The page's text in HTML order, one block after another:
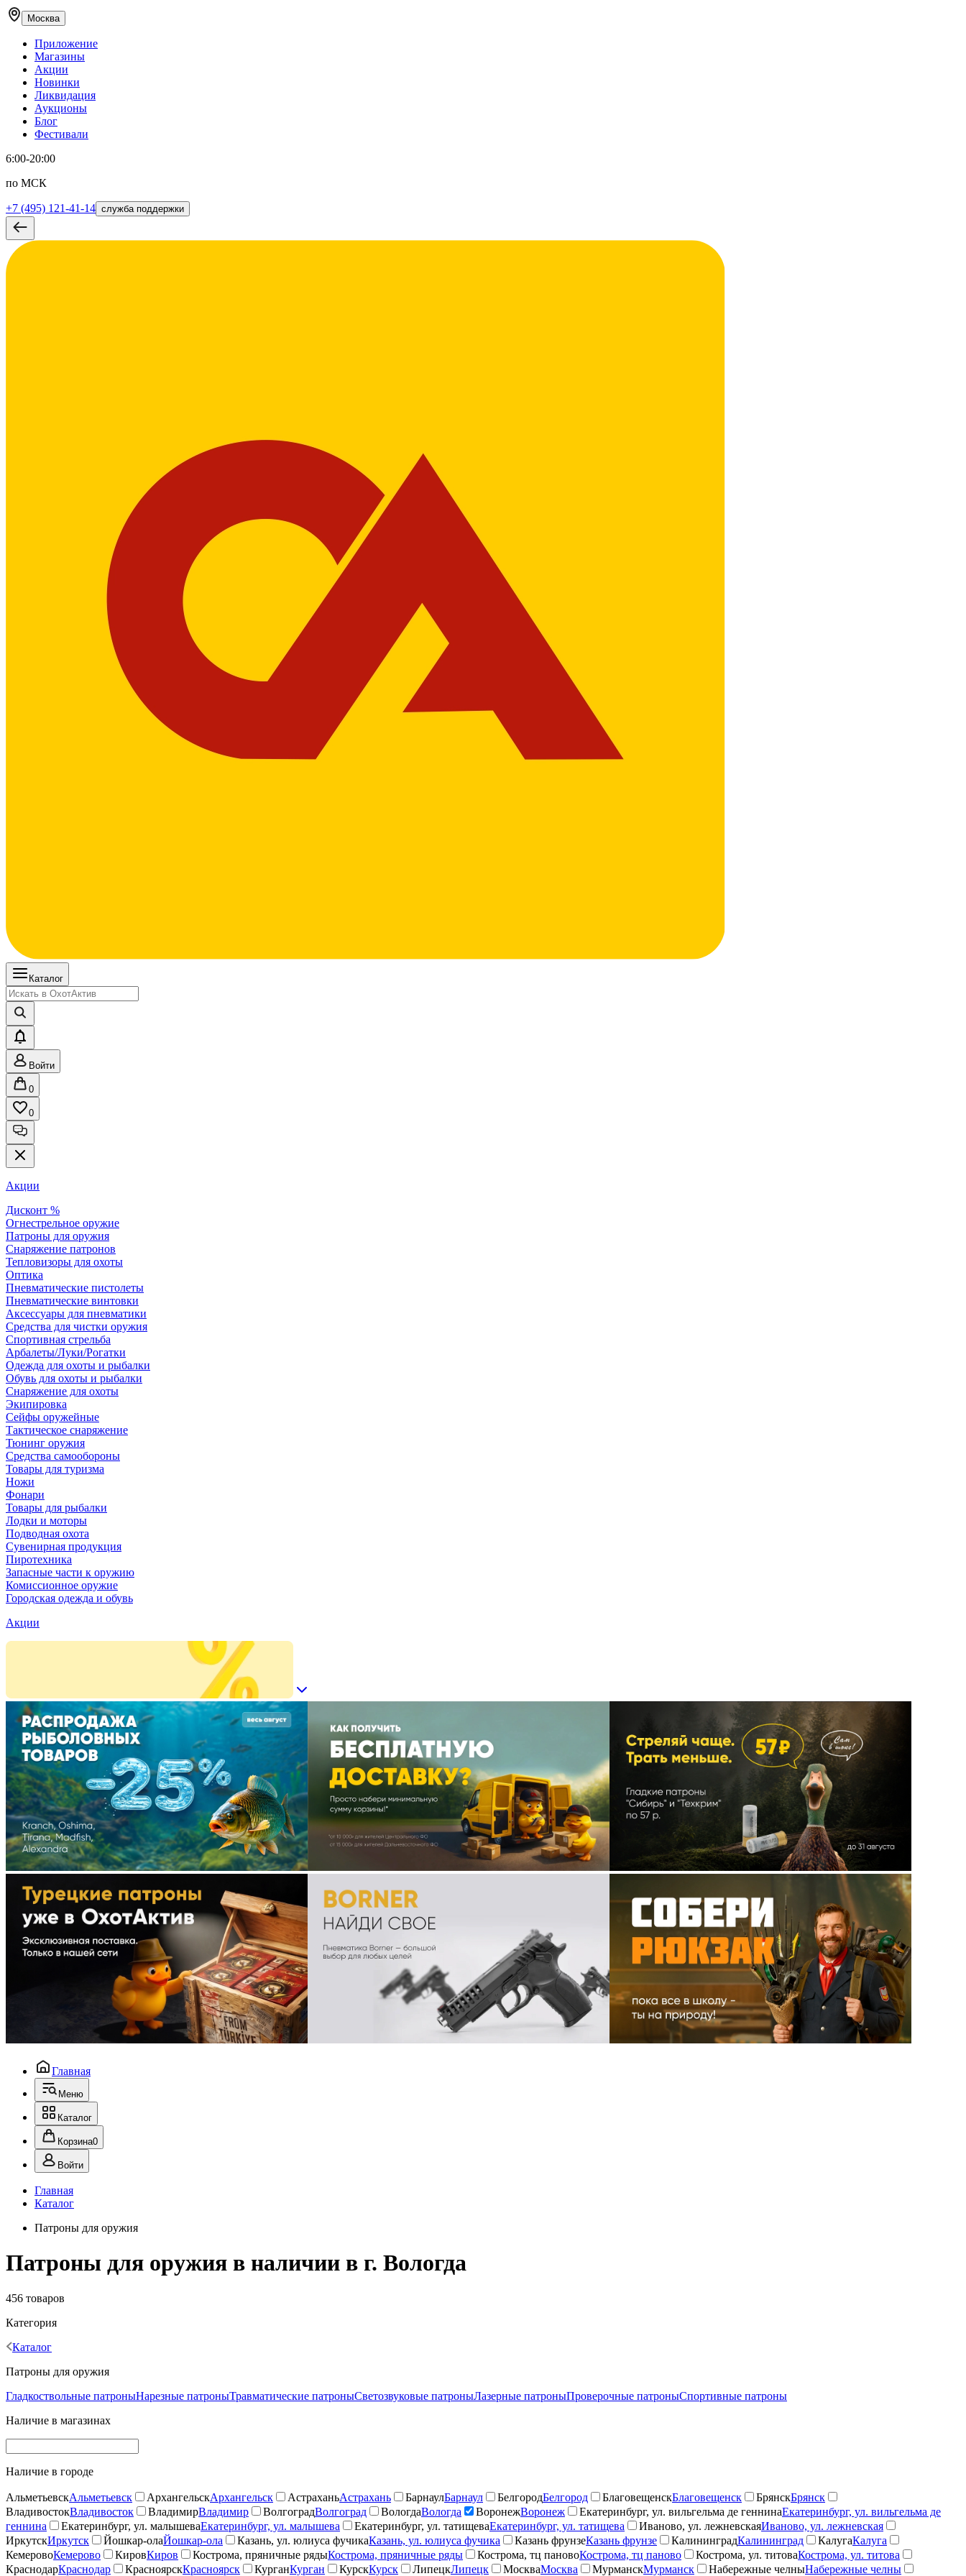
Москва
Приложение
Магазины
Акции
Новинки
Ликвидация
Аукционы
Блог
Фестивали
6:00-20:00
по МСК
+7 (495) 121-41-14 служба поддержки
Каталог
Войти
0
0
Акции
Дисконт %
Огнестрельное оружие
Патроны для оружия
Снаряжение патронов
Тепловизоры для охоты
Оптика
Пневматические пистолеты
Пневматические винтовки
Аксессуары для пневматики
Средства для чистки оружия
Спортивная стрельба
Арбалеты/Луки/Рогатки
Одежда для охоты и рыбалки
Обувь для охоты и рыбалки
Снаряжение для охоты
Экипировка
Сейфы оружейные
Тактическое снаряжение
Тюнинг оружия
Средства самообороны
Товары для туризма
Ножи
Фонари
Товары для рыбалки
Лодки и моторы
Подводная охота
Сувенирная продукция
Пиротехника
Запасные части к оружию
Комиссионное оружие
Городская одежда и обувь
Акции
Главная
Меню
Каталог
Корзина0
Войти
Главная
Каталог
Патроны для оружия
Патроны для оружия в наличии в г. Вологда
456 товаров
Категория
Каталог
Патроны для оружия
Гладкоствольные патроныНарезные патроныТравматические патроныСветозвуковые патроныЛазерные патроныПроверочные патроныСпортивные патроны
Наличие в магазинах
Наличие в городе
АльметьевскАльметьевск АрхангельскАрхангельск АстраханьАстрахань БарнаулБарнаул БелгородБелгород БлаговещенскБлаговещенск БрянскБрянск
ВладивостокВладивосток ВладимирВладимир ВолгоградВолгоград ВологдаВологда ВоронежВоронеж Екатеринбург, ул. вильгельма де геннинаЕкатеринбург, ул. вильгельма де
геннина
Екатеринбург, ул. малышеваЕкатеринбург, ул. малышева Екатеринбург, ул. татищеваЕкатеринбург, ул. татищева Иваново, ул. лежневскаяИваново, ул. лежневская
ИркутскИркутск Йошкар-олаЙошкар-ола Казань, ул. юлиуса фучикаКазань, ул. юлиуса фучика Казань фрунзеКазань фрунзе КалининградКалининград КалугаКалуга
КемеровоКемерово КировКиров Кострома, пряничные рядыКострома, пряничные ряды Кострома, тц пановоКострома, тц паново Кострома, ул. титоваКострома, ул. титова
КраснодарКраснодар КрасноярскКрасноярск КурганКурган КурскКурск ЛипецкЛипецк МоскваМосква МурманскМурманск Набережные челныНабережные челны